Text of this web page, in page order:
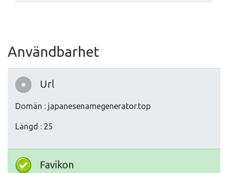
Användbarhet
Url
Domän : japanesenamegenerator.top
Längd : 25
Favikon